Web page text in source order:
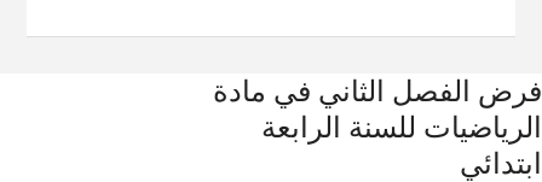
فرض الفصل الثاني في مادة
الرياضيات للسنة الرابعة
ابتدائي